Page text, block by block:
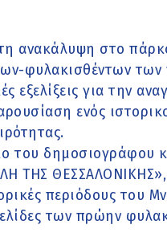
ανακάλυψη στο
φυλακισθέντων
εξελίξεις για την
ενός
του
ΤΗΣ
περιόδους του
των πρώην